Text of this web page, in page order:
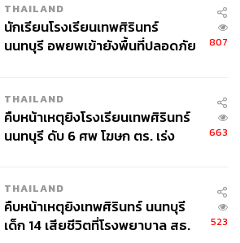
THAILAND
นักเรียนโรงเรียนเทพศิรินทร์
นนทบุรี อพยพเข้ายังพื้นที่ปลอดภัย
807
THAILAND
คืบหน้าเหตุยิงโรงเรียนเทพศิรินทร์
นนทบุรี ดับ 6 ศพ โฆษก ตร. เร่ง
663
THAILAND
คืบหน้าเหตุยิงเทพศิรินทร์ นนทบุรี
เด็ก 14 เสียชีวิตที่โรงพยาบาล สธ.
523